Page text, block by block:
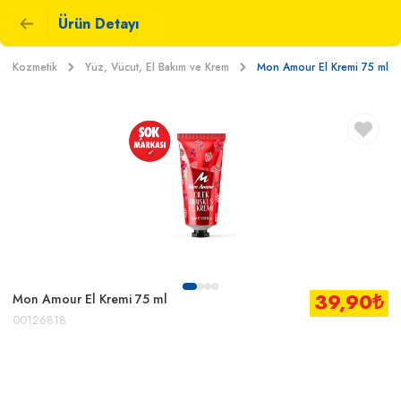
Ürün Detayı
Kozmetik Yüz, Vücut, El Bakım ve Krem Mon Amour El Kremi 75 ml
Mon Amour El Kremi 75 ml
00126818
39,90₺